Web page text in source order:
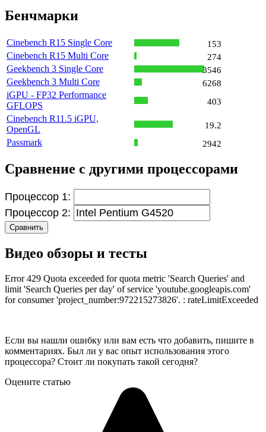
Бенчмарки
Cinebench R15 Single Core 153
Cinebench R15 Multi Core 274
Geekbench 3 Single Core 3546
Geekbench 3 Multi Core 6268
iGPU - FP32 Performance
GFLOPS
403
Cinebench R11.5 iGPU,
OpenGL
19.2
Passmark 2942
Сравнение с другими процессорами
Процессор 1:
Процессор 2:
Сравнить
Видео обзоры и тесты
Error 429 Quota exceeded for quota metric 'Search Queries' and
limit 'Search Queries per day' of service 'youtube.googleapis.com'
for consumer 'project_number:972215273826'. : rateLimitExceeded
Если вы нашли ошибку или вам есть что добавить, пишите в
комментариях. Был ли у вас опыт использования этого
процессора? Стоит ли покупать такой сегодня?
Оцените статью